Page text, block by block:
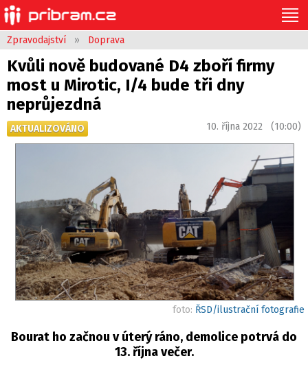
Zpravodajství » Doprava
Kvůli nově budované D4 zboří firmy
most u Mirotic, I/4 bude tři dny
neprůjezdná
AKTUALIZOVÁNO 10. října 2022 (10:00)
foto: ŘSD/ilustrační fotografie
Bourat ho začnou v úterý ráno, demolice potrvá do
13. října večer.